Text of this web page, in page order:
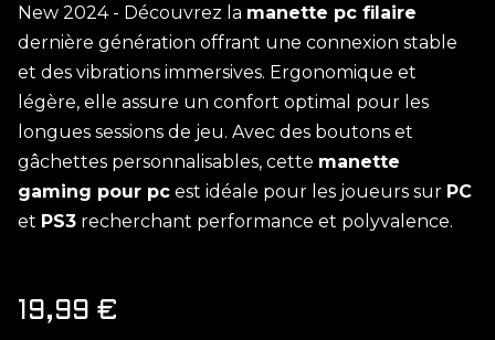
New 2024 - Découvrez la manette pc filaire
dernière génération offrant une connexion stable
et des vibrations immersives. Ergonomique et
légère, elle assure un confort optimal pour les
longues sessions de jeu. Avec des boutons et
gâchettes personnalisables, cette manette
gaming pour pc est idéale pour les joueurs sur PC
et PS3 recherchant performance et polyvalence.
19,99 €